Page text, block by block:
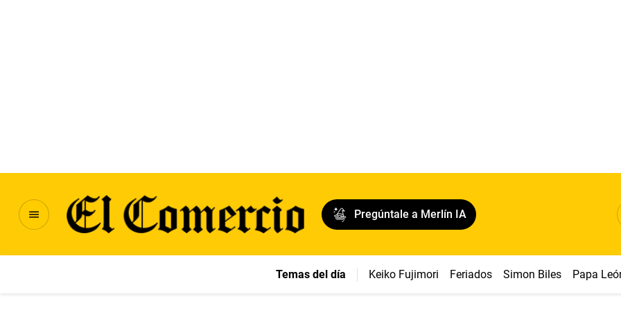
Pregúntale a Merlín IA
Temas del día Keiko Fujimori Feriados Simon Biles Papa